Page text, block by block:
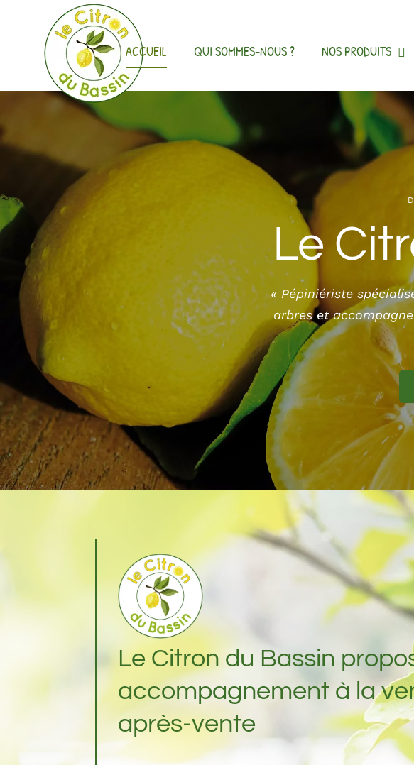
contenu
ACCUEIL QUI SOMMES-NOUS ? NOS PRODUITS
Le
« Pépiniériste
arbreset
Le Citron du Bassin
accompagnement à la
après-vente